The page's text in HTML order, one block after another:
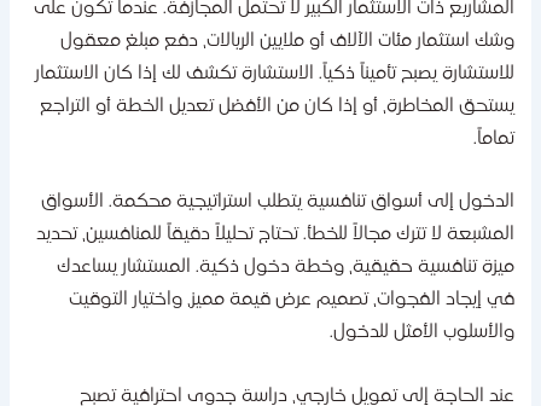
ذات الاستثمار الكبير لا تحتمل المجازفة. عندما تكون على
استثمار مئات الآلاف أو ملايين الريالات، دفع مبلغ معقول
يصبح تأميناً ذكياً. الاستشارة تكشف لك إذا كان الاستثمار
المخاطرة، أو إذا كان من الأفضل تعديل الخطة أو التراجع
إلى أسواق تنافسية يتطلب استراتيجية محكمة. الأسواق
لا تترك مجالاً للخطأ. تحتاج تحليلاً دقيقاً للمنافسين، تحديد
تنافسية حقيقية، وخطة دخول ذكية. المستشار يساعدك
إيجاد الفجوات، تصميم عرض قيمة مميز، واختيار التوقيت
الأمثل للدخول.
الحاجة إلى تمويل خارجي، دراسة جدوى احترافية تصبح